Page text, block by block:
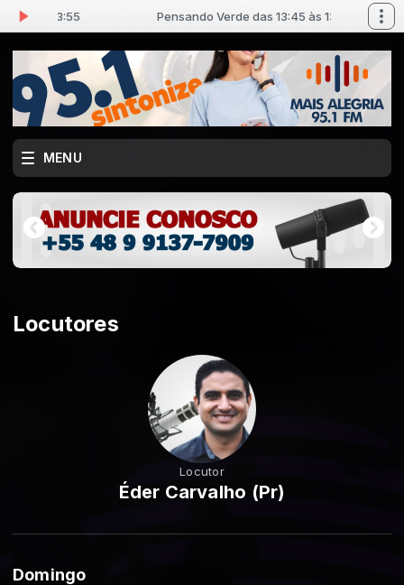
às 13:55 Pensando Verde das 13:45 às 13:55
MENU
Locutores
Locutor
Éder Carvalho (Pr)
Domingo